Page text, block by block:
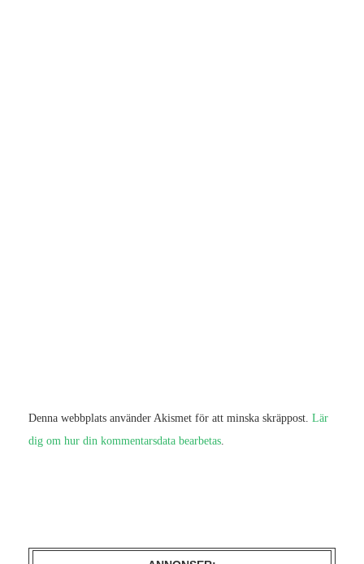
Denna webbplats använder Akismet för att minska skräppost. Lär
dig om hur din kommentarsdata bearbetas.